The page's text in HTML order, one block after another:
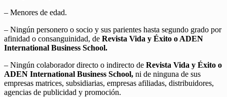
– Menores de edad.
– Ningún personero o socio y sus parientes hasta segundo grado por
afinidad o consanguinidad, de Revista Vida y Éxito o ADEN
International Business School.
– Ningún colaborador directo o indirecto de Revista Vida y Éxito o
ADEN International Business School, ni de ninguna de sus
empresas matrices, subsidiarias, empresas afiliadas, distribuidores,
agencias de publicidad y promoción.